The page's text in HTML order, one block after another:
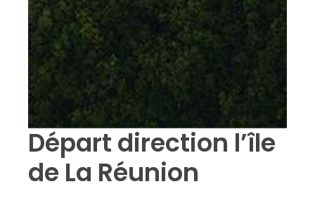
Départ direction l’île
de La Réunion